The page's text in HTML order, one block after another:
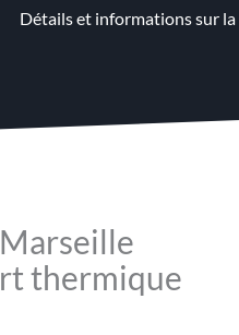
Détails et informations sur la
thermique